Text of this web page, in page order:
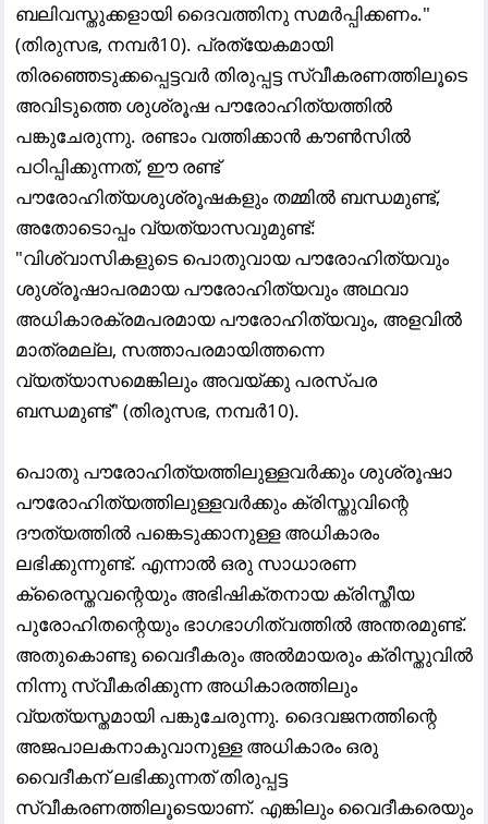
ബലിവസ്തുക്കളായി ദൈവത്തിനു സമർപ്പിക്കണം."
(തിരുസഭ, നമ്പർ10). പ്രത്യേകമായി
തിരഞ്ഞെടുക്കപ്പെട്ടവർ തിരുപ്പട്ട സ്വീകരണത്തിലൂടെ
അവിടുത്തെ ശുശ്രൂഷ പൗരോഹിത്യത്തിൽ
പങ്കുചേരുന്നു. രണ്ടാം വത്തിക്കാൻ കൗൺസിൽ
പഠിപ്പിക്കുന്നത്, ഈ രണ്ട്
പൗരോഹിത്യശുശ്രൂഷകളും തമ്മിൽ ബന്ധമുണ്ട്,
അതോടൊപ്പം വ്യത്യാസവുമുണ്ട്:
"വിശ്വാസികളുടെ പൊതുവായ പൗരോഹിത്യവും
ശുശ്രൂഷാപരമായ പൗരോഹിത്യവും അഥവാ
അധികാരക്രമപരമായ പൗരോഹിത്യവും, അളവിൽ
മാത്രമല്ല, സത്താപരമായിത്തന്നെ
വ്യത്യാസമെങ്കിലും അവയ്ക്കു പരസ്പര
ബന്ധമുണ്ട്" (തിരുസഭ, നമ്പർ10).
പൊതു പൗരോഹിത്യത്തിലുള്ളവർക്കും ശുശ്രൂഷാ
പൗരോഹിത്യത്തിലുള്ളവർക്കും ക്രിസ്തുവിന്റെ
ദൗത്യത്തിൽ പങ്കെടുക്കാനുള്ള അധികാരം
ലഭിക്കുന്നുണ്ട്. എന്നാൽ ഒരു സാധാരണ
ക്രൈസ്തവന്റെയും അഭിഷിക്തനായ ക്രിസ്തീയ
പുരോഹിതന്റെയും ഭാഗഭാഗിത്വത്തിൽ അന്തരമുണ്ട്.
അതുകൊണ്ടു വൈദീകരും അൽമായരും ക്രിസ്തുവിൽ
നിന്നു സ്വീകരിക്കുന്ന അധികാരത്തിലും
വ്യത്യസ്തമായി പങ്കുചേരുന്നു. ദൈവജനത്തിന്റെ
അജപാലകനാകുവാനുള്ള അധികാരം ഒരു
വൈദീകന് ലഭിക്കുന്നത് തിരുപ്പട്ട
സ്വീകരണത്തിലൂടെയാണ്. എങ്കിലും വൈദീകരെയും